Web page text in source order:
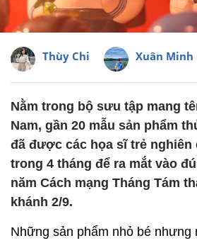
Thùy Chi Xuân Minh
Nằm trong bộ sưu tập mang
Nam, gần 20 mẫu sản phẩm
đã được các họa sĩ trẻ nghiên
trong 4 tháng để ra mắt vào
năm Cách mạng Tháng Tám
khánh 2/9.
Những sản phẩm nhỏ bé nhưng